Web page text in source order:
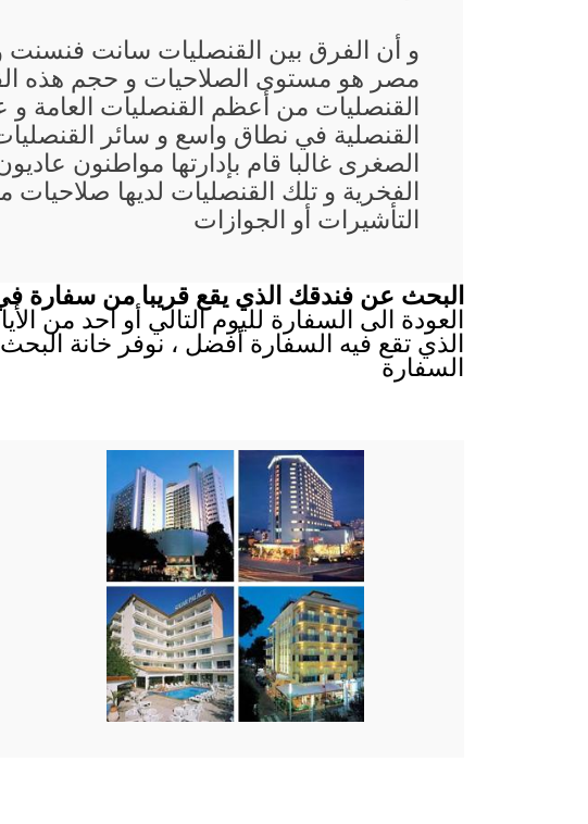
و أن الفرق بين القنصليات سانت فنسنت
مصر هو مستوى الصلاحيات و حجم هذه
القنصليات من أعظم القنصليات العامة
القنصلية في نطاق واسع و سائر
الصغرى غالبا قام بإدارتها مواطنون
الفخرية و تلك القنصليات لديها صلاحيات
التأشيرات أو الجوازات
البحث عن فندقك الذي يقع قريبا من سفارة
العودة الى السفارة لليوم التالي أو احد من
الذي تقع فيه السفارة أفضل ، نوفر خانة
السفارة